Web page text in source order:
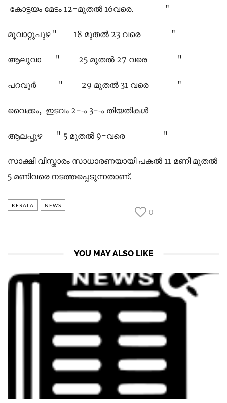
കോട്ടയം മേടം 12-മുതല്‍ 16വരെ. "
മൂവാറ്റുപുഴ " 18 മുതല്‍ 23 വരെ "
ആലുവാ " 25 മുതല്‍ 27 വരെ "
പറവൂര്‍ " 29 മുതല്‍ 31 വരെ "
വൈക്കം, ഇടവം 2--ം 3--ം തിയതികള്‍
ആലപ്പുഴ " 5 മുതല്‍ 9-വരെ "
സാക്ഷി വിസ്താരം സാധാരണയായി പകല്‍ 11 മണി മുതല്‍
5 മണിവരെ നടത്തപ്പെടുന്നതാണ്.
KERALA NEWS
0
YOU MAY ALSO LIKE